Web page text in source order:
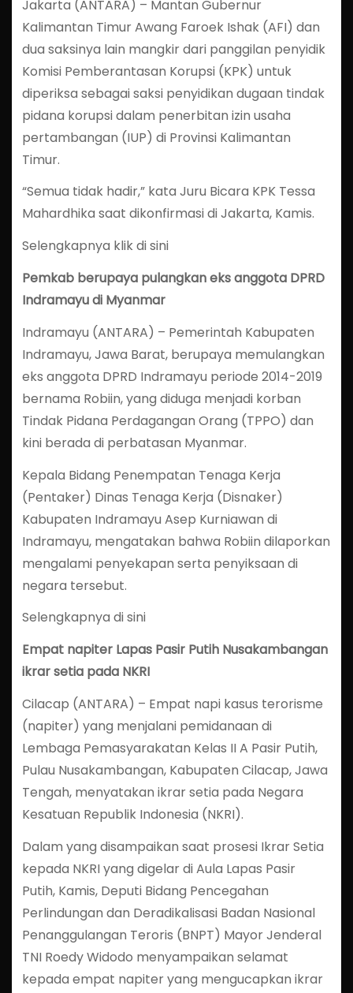
Jakarta (ANTARA) – Mantan Gubernur
Kalimantan Timur Awang Faroek Ishak (AFI) dan
dua saksinya lain mangkir dari panggilan penyidik
Komisi Pemberantasan Korupsi (KPK) untuk
diperiksa sebagai saksi penyidikan dugaan tindak
pidana korupsi dalam penerbitan izin usaha
pertambangan (IUP) di Provinsi Kalimantan
Timur.
“Semua tidak hadir,” kata Juru Bicara KPK Tessa
Mahardhika saat dikonfirmasi di Jakarta, Kamis.
Selengkapnya klik di sini
Pemkab berupaya pulangkan eks anggota DPRD
Indramayu di Myanmar
Indramayu (ANTARA) – Pemerintah Kabupaten
Indramayu, Jawa Barat, berupaya memulangkan
eks anggota DPRD Indramayu periode 2014-2019
bernama Robiin, yang diduga menjadi korban
Tindak Pidana Perdagangan Orang (TPPO) dan
kini berada di perbatasan Myanmar.
Kepala Bidang Penempatan Tenaga Kerja
(Pentaker) Dinas Tenaga Kerja (Disnaker)
Kabupaten Indramayu Asep Kurniawan di
Indramayu, mengatakan bahwa Robiin dilaporkan
mengalami penyekapan serta penyiksaan di
negara tersebut.
Selengkapnya di sini
Empat napiter Lapas Pasir Putih Nusakambangan
ikrar setia pada NKRI
Cilacap (ANTARA) – Empat napi kasus terorisme
(napiter) yang menjalani pemidanaan di
Lembaga Pemasyarakatan Kelas II A Pasir Putih,
Pulau Nusakambangan, Kabupaten Cilacap, Jawa
Tengah, menyatakan ikrar setia pada Negara
Kesatuan Republik Indonesia (NKRI).
Dalam yang disampaikan saat prosesi Ikrar Setia
kepada NKRI yang digelar di Aula Lapas Pasir
Putih, Kamis, Deputi Bidang Pencegahan
Perlindungan dan Deradikalisasi Badan Nasional
Penanggulangan Teroris (BNPT) Mayor Jenderal
TNI Roedy Widodo menyampaikan selamat
kepada empat napiter yang mengucapkan ikrar